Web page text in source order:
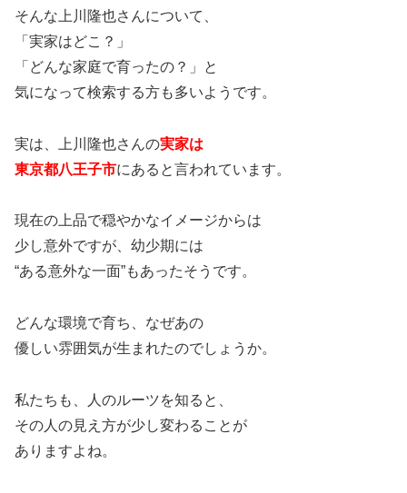
そんな上川隆也さんについて、
「実家はどこ？」
「どんな家庭で育ったの？」と
気になって検索する方も多いようです。
実は、上川隆也さんの実家は
東京都八王子市にあると言われています。
現在の上品で穏やかなイメージからは
少し意外ですが、幼少期には
“ある意外な一面”もあったそうです。
どんな環境で育ち、なぜあの
優しい雰囲気が生まれたのでしょうか。
私たちも、人のルーツを知ると、
その人の見え方が少し変わることが
ありますよね。